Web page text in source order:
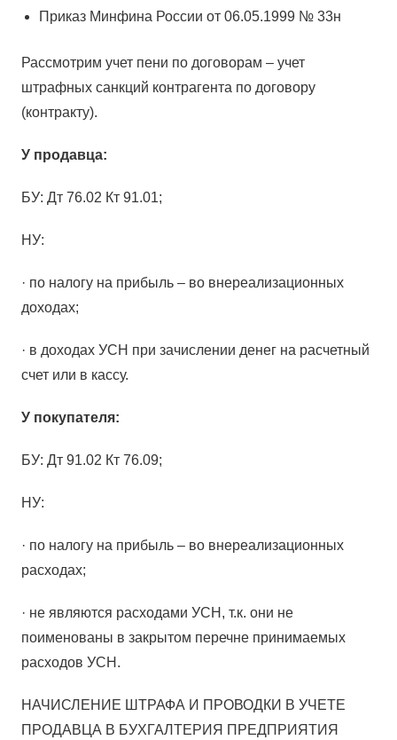
Приказ Минфина России от 06.05.1999 № 33н
Рассмотрим учет пени по договорам – учет
штрафных санкций контрагента по договору
(контракту).
У продавца:
БУ: Дт 76.02 Кт 91.01;
НУ:
· по налогу на прибыль – во внереализационных
доходах;
· в доходах УСН при зачислении денег на расчетный
счет или в кассу.
У покупателя:
БУ: Дт 91.02 Кт 76.09;
НУ:
· по налогу на прибыль – во внереализационных
расходах;
· не являются расходами УСН, т.к. они не
поименованы в закрытом перечне принимаемых
расходов УСН.
НАЧИСЛЕНИЕ ШТРАФА И ПРОВОДКИ В УЧЕТЕ
ПРОДАВЦА В БУХГАЛТЕРИЯ ПРЕДПРИЯТИЯ